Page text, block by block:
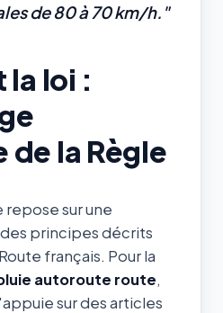
de 80 à 70 km/h."
la loi :
de la Règle
sur une
principes décrits
français. Pour la
autoroute route,
sur des articles